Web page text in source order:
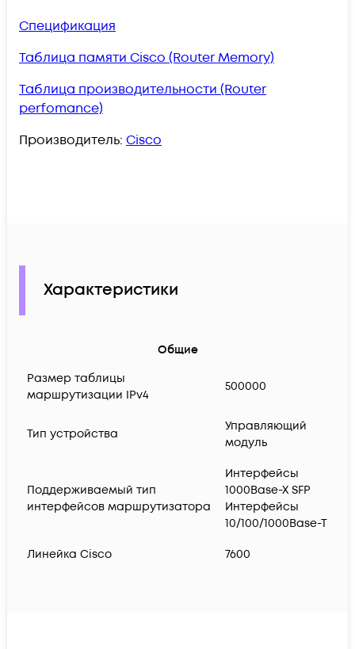
Спецификация
Таблица памяти Cisco (Router Memory)
Таблица производительности (Router
perfomance)
Производитель: Cisco
Характеристики
Общие
Размер таблицы
маршрутизации IPv4
500000
Тип устройства
Управляющий
модуль
Поддерживаемый тип
интерфейсов маршрутизатора
Интерфейсы
1000Base-X SFP
Интерфейсы
10/100/1000Base-T
Линейка Cisco 7600